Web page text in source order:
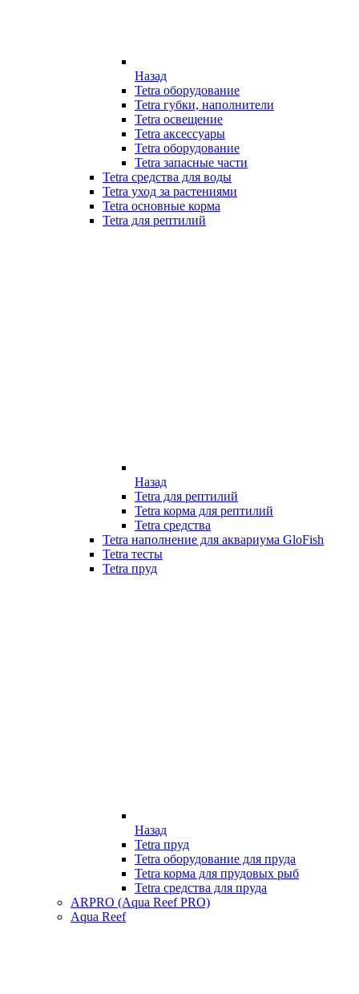
Назад
Tetra оборудование
Tetra губки, наполнители
Tetra освещение
Tetra аксессуары
Tetra оборудование
Tetra запасные части
Tetra средства для воды
Tetra уход за растениями
Tetra основные корма
Tetra для рептилий
Назад
Tetra для рептилий
Tetra корма для рептилий
Tetra средства
Tetra наполнение для аквариума GloFish
Tetra тесты
Tetra пруд
Назад
Tetra пруд
Tetra оборудование для пруда
Tetra корма для прудовых рыб
Tetra средства для пруда
ARPRO (Aqua Reef PRO)
Aqua Reef